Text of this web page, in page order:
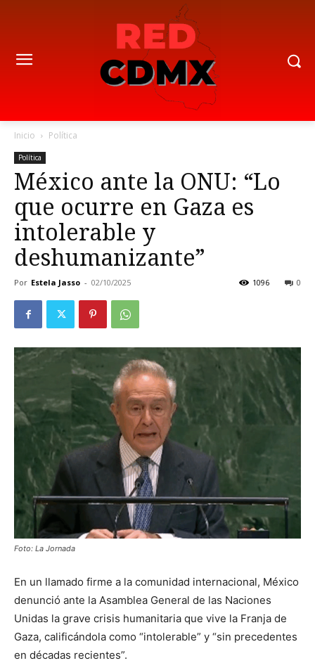
Inicio Política
Política
México ante la ONU: “Lo
que ocurre en Gaza es
intolerable y
deshumanizante”
Por Estela Jasso - 02/10/2025 0
1096
Foto: La Jornada
En un llamado firme a la comunidad internacional, México
denunció ante la Asamblea General de las Naciones
Unidas la grave crisis humanitaria que vive la Franja de
Gaza, calificándola como “intolerable” y “sin precedentes
en décadas recientes”.